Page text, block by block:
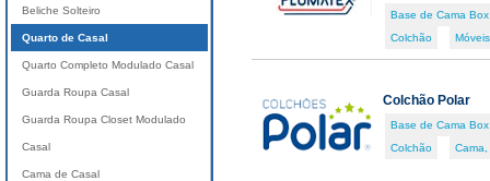
Base de Cama Box
Colchão
Colchão Polar
Base de Cama Box
Colchão
Beliche Solteiro
Quarto de Casal
Quarto Completo Modulado Casal
Guarda Roupa Casal
Guarda Roupa Closet Modulado
Casal
Cama de Casal